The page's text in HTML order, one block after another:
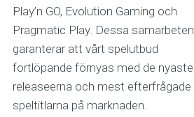
Play’n GO, Evolution Gaming och
Pragmatic Play. Dessa samarbeten
garanterar att vårt spelutbud
fortlöpande förnyas med de nyaste
releaseerna och mest efterfrågade
speltitlarna på marknaden.